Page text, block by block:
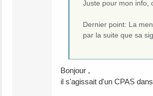
Juste pour mon info,
Dernier point: La
par la suite que sa
Bonjour ,
il s'agissait d'un CPAS